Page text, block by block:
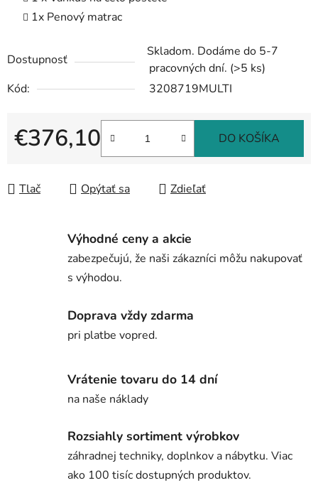
1x Penový matrac
Dostupnosť
Skladom. Dodáme do 5-7
pracovných dní. (>5 ks)
Kód:
3208719MULTI
€376,10 DO KOŠÍKA
Tlač Opýtať sa Zdieľať
Výhodné ceny a akcie
zabezpečujú, že naši zákazníci môžu nakupovať
s výhodou.
Doprava vždy zdarma
pri platbe vopred.
Vrátenie tovaru do 14 dní
na naše náklady
Rozsiahly sortiment výrobkov
záhradnej techniky, doplnkov a nábytku. Viac
ako 100 tisíc dostupných produktov.